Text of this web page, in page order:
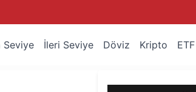
Seviye İleri Seviye Döviz Kripto ETF